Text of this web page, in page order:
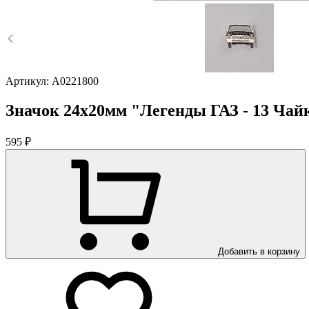
Артикул: A0221800
Значок 24х20мм "Легенды ГАЗ - 13
595 ₽
Добавить в корзину